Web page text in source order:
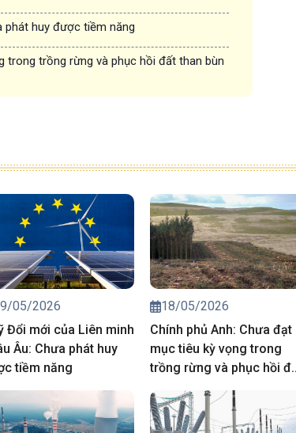
phát huy được tiềm năng
trong trồng rừng và phục hồi đất than bùn
05/2026
Đổi mới của Liên minh
Âu: Chưa phát huy
tiềm năng
18/05/2026
Chính phủ Anh: Chưa đạt
mục tiêu kỳ vọng trong
trồng rừng và phục hồi
than bùn